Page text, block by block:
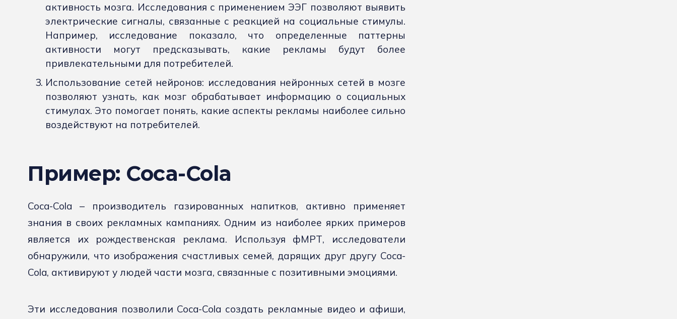
активность мозга. Исследования с применением ЭЭГ позволяют выявить
электрические сигналы, связанные с реакцией на социальные стимулы.
Например, исследование показало, что определенные паттерны
активности могут предсказывать, какие рекламы будут более
привлекательными для потребителей.
Использование сетей нейронов: исследования нейронных сетей в мозге
позволяют узнать, как мозг обрабатывает информацию о социальных
стимулах. Это помогает понять, какие аспекты рекламы наиболее сильно
воздействуют на потребителей.
Пример: Coca-Cola
Coca-Cola – производитель газированных напитков, активно применяет
знания в своих рекламных кампаниях. Одним из наиболее ярких примеров
является их рождественская реклама. Используя фМРТ, исследователи
обнаружили, что изображения счастливых семей, дарящих друг другу Coca-
Cola, активируют у людей части мозга, связанные с позитивными эмоциями.
Эти исследования позволили Coca-Cola создать рекламные видео и афиши,